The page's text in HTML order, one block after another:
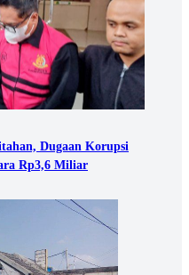
Dugaan Korupsi
Rp3,6 Miliar